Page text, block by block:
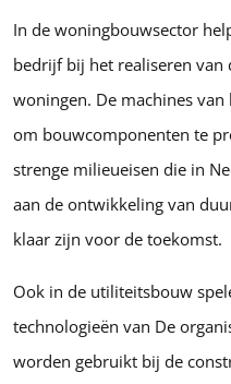
In de woningbouwsector
bedrijf bij het realiseren van
woningen. De machines
om bouwcomponenten te
strenge milieueisen die in
aan de ontwikkeling van
klaar zijn voor de toekomst.
Ook in de utiliteitsbouw
technologieën van De
worden gebruikt bij de